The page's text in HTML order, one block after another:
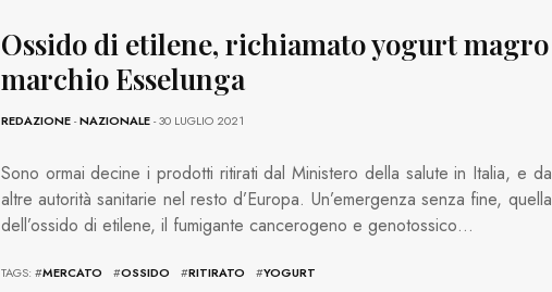
Ossido di etilene, richiamato yogurt
marchio Esselunga
REDAZIONE-NAZIONALE- 30 LUGLIO 2021
Sono ormai decine i prodotti ritirati dal Ministero della salute in Italia, e da
altre autorità sanitarie nel resto d’Europa. Un’emergenza senza fine, quella
dell’ossido di etilene, il fumigante cancerogeno e genotossico…
TAGS: #MERCATO #OSSIDO #RITIRATO #YOGURT